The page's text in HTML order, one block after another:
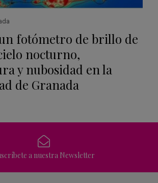
fotómetro de brillo de
nocturno,
y nubosidad en la
de Granada
a nuestra Newsletter